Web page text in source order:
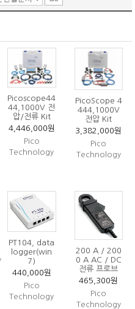
Picoscope44
44,1000V 전
압/전류 Kit
4,446,000원
Pico
Technology
PicoScope 4
444,1000V
전압 Kit
3,382,000원
Pico
Technology
PT104, data
logger(win
7)
440,000원
Pico
Technology
200 A / 200
0 A AC / DC
전류 프로브
465,300원
Pico
Technology